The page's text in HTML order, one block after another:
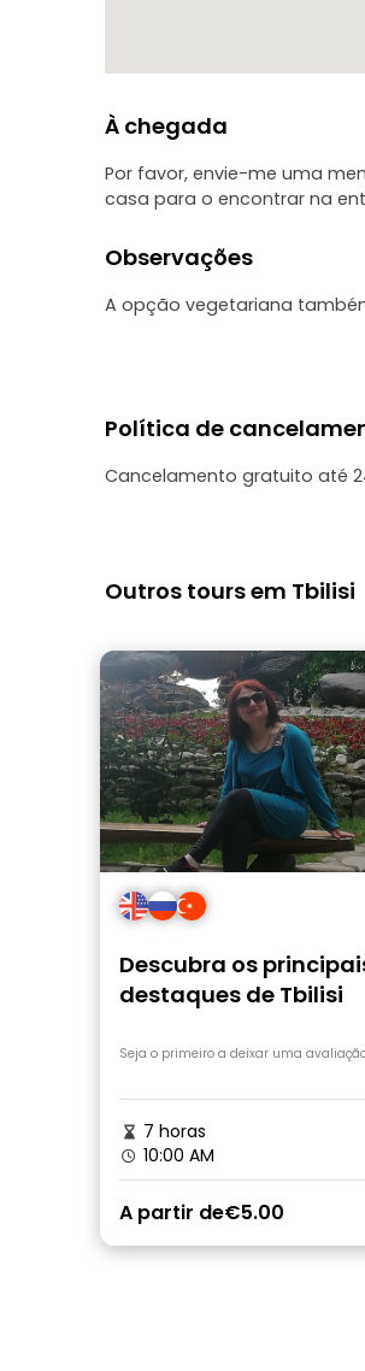
À chegada
Por favor, envie-me uma
casa para o encontrar na
Observações
A opção vegetariana
Política de
Cancelamento gratuito até
Outros tours em Tbilisi
Descubra os
destaques de Tbilisi
Seja o primeiro a deixar uma
7 horas
10:00 AM
A partir de€5.00